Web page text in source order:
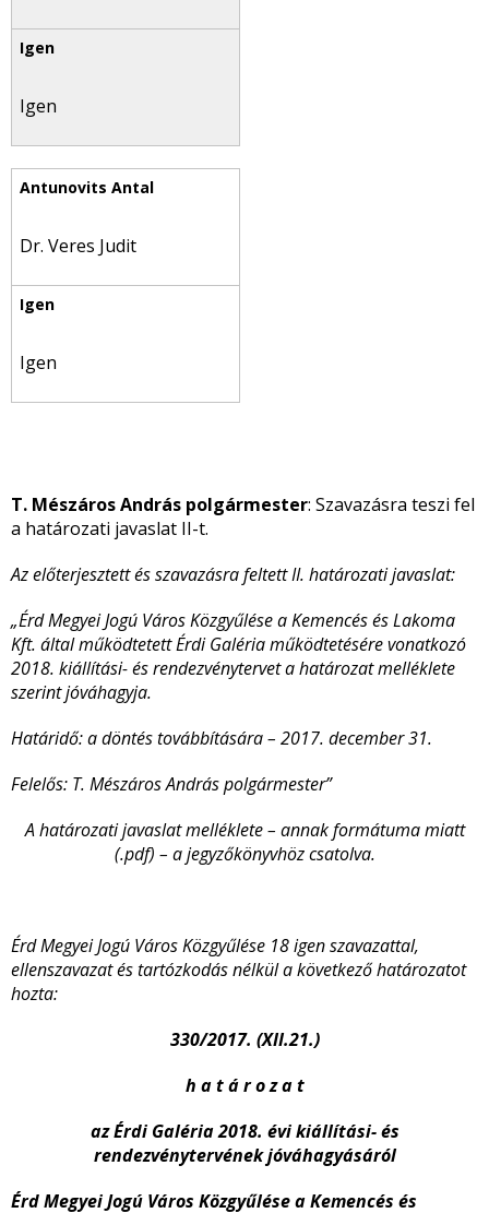
Igen
Dr. Veres Judit
Igen
T. Mészáros András polgármester: Szavazásra teszi fel
a határozati javaslat II-t.
Az előterjesztett és szavazásra feltett II. határozati javaslat:
„Érd Megyei Jogú Város Közgyűlése a Kemencés és Lakoma
Kft. által működtetett Érdi Galéria működtetésére vonatkozó
2018. kiállítási- és rendezvénytervet a határozat melléklete
szerint jóváhagyja.
Határidő: a döntés továbbítására – 2017. december 31.
Felelős: T. Mészáros András polgármester”
A határozati javaslat melléklete – annak formátuma miatt
(.pdf) – a jegyzőkönyvhöz csatolva.
Érd Megyei Jogú Város Közgyűlése 18 igen szavazattal,
ellenszavazat és tartózkodás nélkül a következő határozatot
hozta:
330/2017. (XII.21.)
h a t á r o z a t
az Érdi Galéria 2018. évi kiállítási- és
rendezvénytervének jóváhagyásáról
Érd Megyei Jogú Város Közgyűlése a Kemencés és